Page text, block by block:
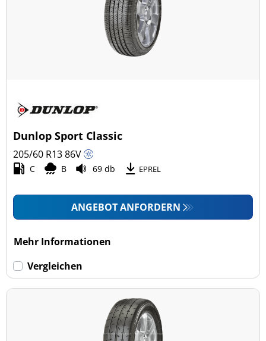
Ganzjahresreifen (0)
Pkw (3)
Transporter (0)
Wohnmobil (0)
Keine Run-flat (3)
Dunlop Sport Classic
205/60 R1386V
C B 69 db EPREL
ANGEBOT ANFORDERN
Mehr Informationen
Vergleichen